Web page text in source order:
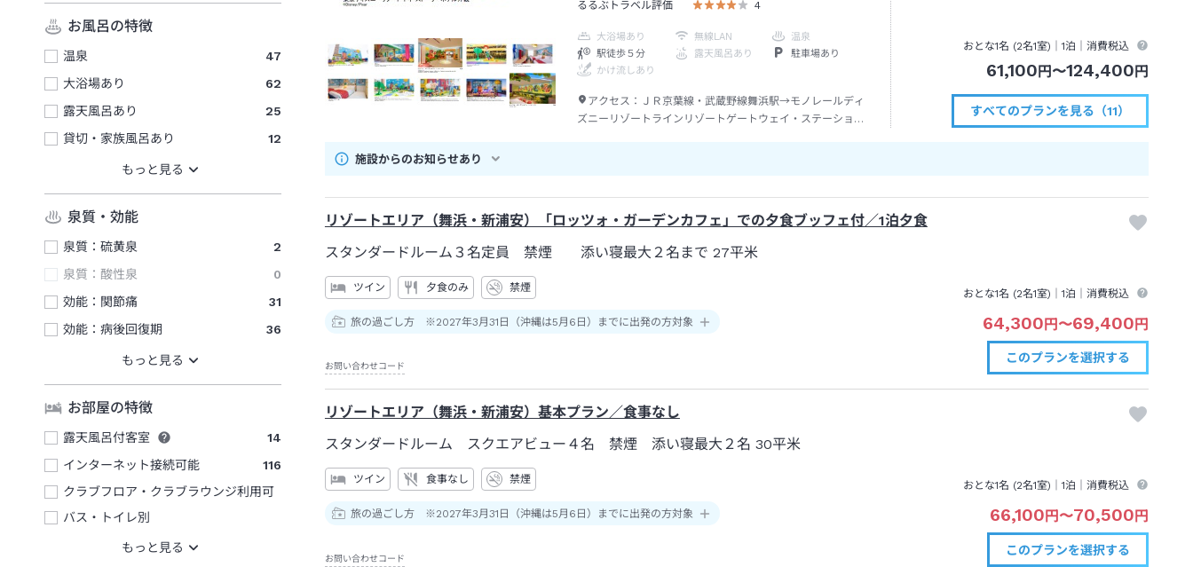
お風呂の特徴
温泉
47
大浴場あり
62
露天風呂あり
25
貸切・家族風呂あり
12
泉質・効能
泉質：硫黄泉
2
泉質：酸性泉
0
効能：関節痛
31
効能：病後回復期
36
お部屋の特徴
露天風呂付客室
14
インターネット接続可能
116
クラブフロア・クラブラウンジ利用可
バス・トイレ別
るるぶトラベル評価
4
大浴場あり 無線LAN
温泉
駅徒歩５分
露天風呂あり
駐車場あり
かけ流しあり
アクセス： ＪＲ京葉線・武蔵野線舞浜駅→モノレールディ
ズニーリゾートラインリゾートゲートウェイ・ステーション
おとな1名 (2名1室)｜1泊 ｜消費税込
61,100円〜124,400円
すべてのプランを見る（11）
施設からのお知らせあり
リゾートエリア（舞浜・新浦安）「ロッツォ・ガーデンカフェ」での夕食ブッフェ付／1泊夕食
スタンダードルーム３名定員 禁煙 添い寝最大２名まで 27平米
ツイン 夕食のみ 禁煙
旅の過ごし方 ※2027年3月31日（沖縄は5月6日）までに出発の方対象
おとな1名 (2名1室)｜1泊 ｜消費税込
64,300円〜69,400円
お問い合わせコード
このプランを選択する
リゾートエリア（舞浜・新浦安）基本プラン／食事なし
スタンダードルーム スクエアビュー４名 禁煙 添い寝最大２名 30平米
ツイン 食事なし 禁煙
旅の過ごし方 ※2027年3月31日（沖縄は5月6日）までに出発の方対象
おとな1名 (2名1室)｜1泊 ｜消費税込
66,100 円 〜70,500 円
お問い合わせコード
このプランを選択する